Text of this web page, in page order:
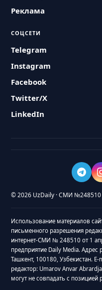
Реклама
СОЦСЕТИ
Telegram
Instagram
Facebook
Twitter/X
LinkedIn
© 2026 UzDaily · СМИ №248510
Использование материалов
письменного разрешения
интернет-СМИ № 248510 от 1
предприятие Daily Media.
Ташкент, 100180, Узбекистан.
редактор: Umarov Anvar
могут не совпадать с позицией